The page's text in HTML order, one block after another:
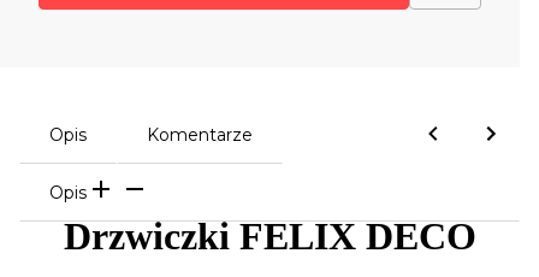
Opis Komentarze
Opis
Drzwiczki FELIX DECO